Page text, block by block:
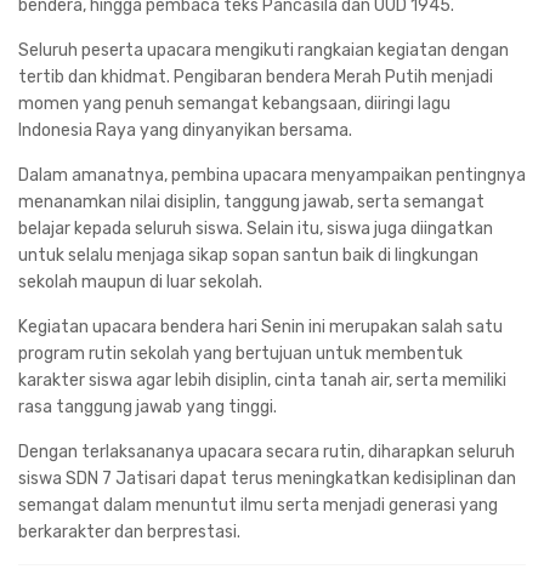
bendera, hingga pembaca teks Pancasila dan UUD 1945.
Seluruh peserta upacara mengikuti rangkaian kegiatan dengan
tertib dan khidmat. Pengibaran bendera Merah Putih menjadi
momen yang penuh semangat kebangsaan, diiringi lagu
Indonesia Raya yang dinyanyikan bersama.
Dalam amanatnya, pembina upacara menyampaikan pentingnya
menanamkan nilai disiplin, tanggung jawab, serta semangat
belajar kepada seluruh siswa. Selain itu, siswa juga diingatkan
untuk selalu menjaga sikap sopan santun baik di lingkungan
sekolah maupun di luar sekolah.
Kegiatan upacara bendera hari Senin ini merupakan salah satu
program rutin sekolah yang bertujuan untuk membentuk
karakter siswa agar lebih disiplin, cinta tanah air, serta memiliki
rasa tanggung jawab yang tinggi.
Dengan terlaksananya upacara secara rutin, diharapkan seluruh
siswa SDN 7 Jatisari dapat terus meningkatkan kedisiplinan dan
semangat dalam menuntut ilmu serta menjadi generasi yang
berkarakter dan berprestasi.